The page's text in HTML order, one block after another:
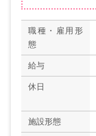
職種・雇用形
態
給与
休日
施設形態